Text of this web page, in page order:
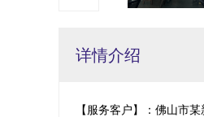
详情介绍
【服务客户】：佛山市